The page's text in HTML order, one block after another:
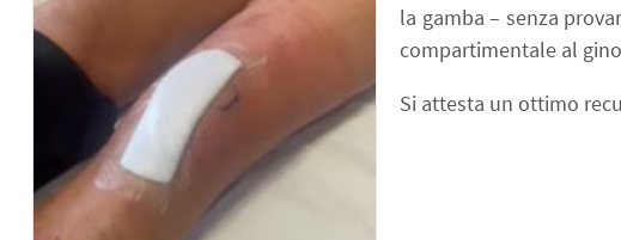
la gamba – senza
compartimentale al
Si attesta un ottimo